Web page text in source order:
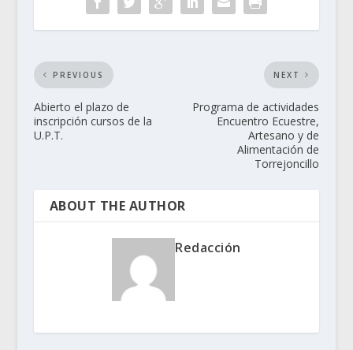
PREVIOUS
Abierto el plazo de
inscripción cursos de la
U.P.T.
NEXT
Programa de actividades
Encuentro Ecuestre,
Artesano y de
Alimentación de
Torrejoncillo
ABOUT THE AUTHOR
Redacción